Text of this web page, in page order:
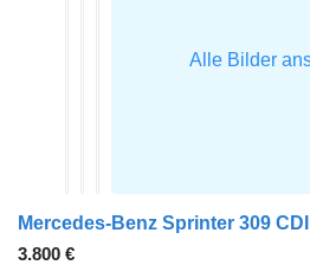
Mercedes-Benz Sprinter 309 CDI
3.800 €